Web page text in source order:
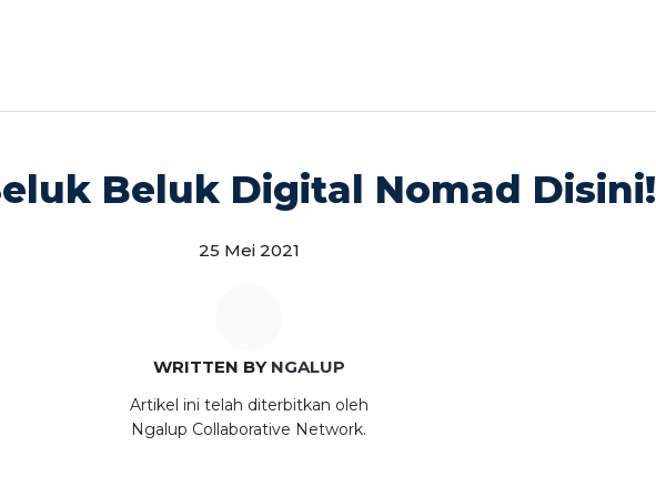
Beluk Digital Nomad Disini!
25 Mei 2021
WRITTEN BY NGALUP
Artikel ini telah diterbitkan oleh
Ngalup Collaborative Network.